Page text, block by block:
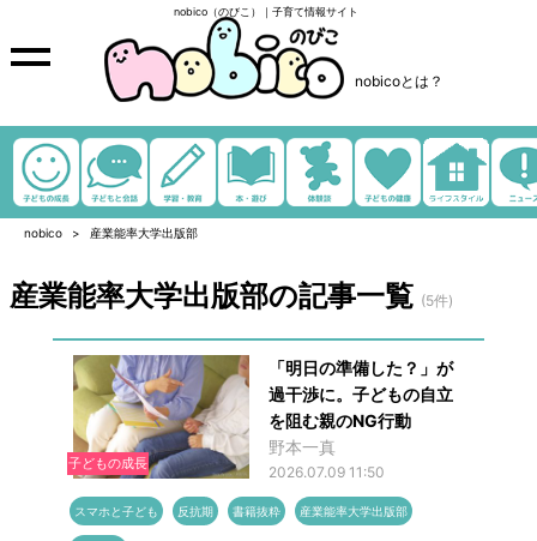
nobico（のびこ）｜子育て情報サイト
nobicoとは？
nobico 産業能率大学出版部
産業能率大学出版部の記事一覧 (5件)
子どもの成長
「明日の準備した？」が
過干渉に。子どもの自立
を阻む親のNG行動
野本一真
2026.07.09 11:50
スマホと子ども 反抗期 書籍抜粋 産業能率大学出版部